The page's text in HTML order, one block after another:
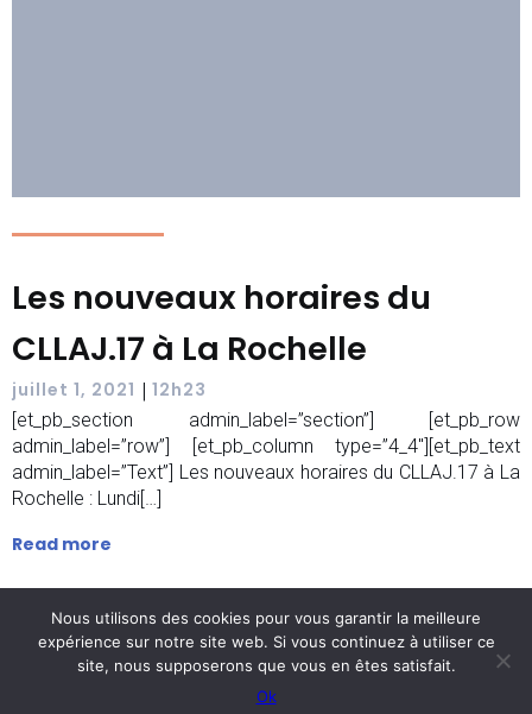
Les nouveaux horaires du
CLLAJ.17 à La Rochelle
juillet 1, 2021 | 12h23
[et_pb_section admin_label=”section”] [et_pb_row
admin_label=”row”] [et_pb_column type=”4_4″][et_pb_text
admin_label=”Text”] Les nouveaux horaires du CLLAJ.17 à La
Rochelle : Lundi[…]
Read more
© 2026 CLLAJ.17. Created with ❤ using WordPress
Kubio
Nous utilisons des cookies pour vous garantir la meilleure
expérience sur notre site web. Si vous continuez à utiliser ce
site, nous supposerons que vous en êtes satisfait.
Ok